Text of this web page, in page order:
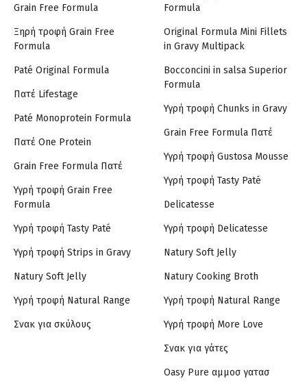
Grain Free Formula
Ξηρή τροφή Grain Free
Formula
Paté Original Formula
Πατέ Lifestage
Paté Monoprotein Formula
Πατέ One Protein
Grain Free Formula Πατέ
Υγρή τροφή Grain Free
Formula
Υγρή τροφή Tasty Paté
Υγρή τροφή Strips in Gravy
Natury Soft Jelly
Υγρή τροφή Natural Range
Σνακ για σκύλους
Formula
Original Formula Mini Fillets
in Gravy Multipack
Bocconcini in salsa Superior
Formula
Υγρή τροφή Chunks in Gravy
Grain Free Formula Πατέ
Υγρή τροφή Gustosa Mousse
Υγρή τροφή Tasty Paté
Delicatesse
Υγρή τροφή Delicatesse
Natury Soft Jelly
Natury Cooking Broth
Υγρή τροφή Natural Range
Υγρή τροφή More Love
Σνακ για γάτες
Oasy Pure αμμοσ γατασ